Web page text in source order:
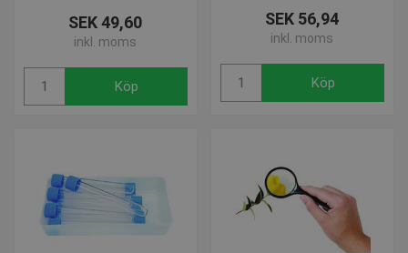
SEK 49,60
inkl. moms
Köp
SEK 56,94
inkl. moms
Köp